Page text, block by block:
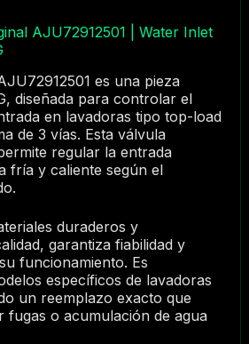
AJU72912501 | Water Inlet
es una pieza
diseñada para controlar el
en lavadoras tipo top-load
de 3 vías. Esta válvula
regular la entrada
fría y caliente según el
duraderos y
garantiza fiabilidad y
funcionamiento. Es
específicos de lavadoras
un reemplazo exacto que
fugas o acumulación de agua